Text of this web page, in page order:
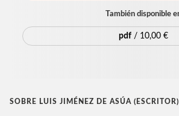
También disponible
pdf / 10,00 €
SOBRE LUIS JIMÉNEZ DE ASÚA (ESCRITOR)